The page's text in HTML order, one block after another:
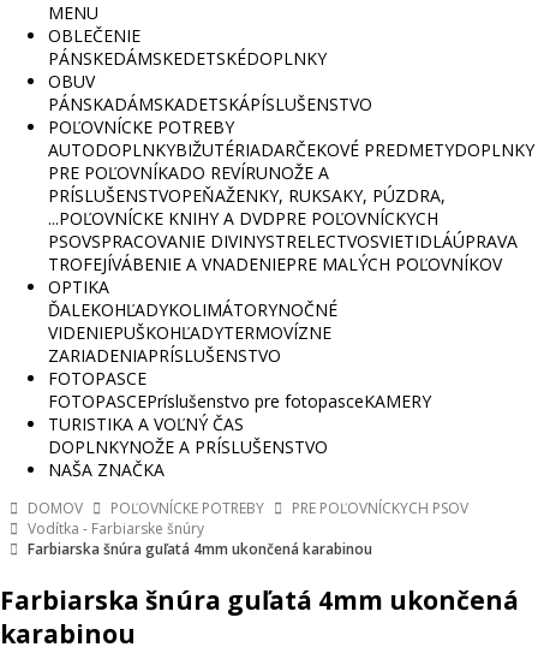
MENU
OBLEČENIE
PÁNSKEDÁMSKEDETSKÉDOPLNKY
OBUV
PÁNSKADÁMSKADETSKÁPÍSLUŠENSTVO
POĽOVNÍCKE POTREBY
AUTODOPLNKYBIŽUTÉRIADARČEKOVÉ PREDMETYDOPLNKY
PRE POĽOVNÍKADO REVÍRUNOŽE A
PRÍSLUŠENSTVOPEŇAŽENKY, RUKSAKY, PÚZDRA,
...POĽOVNÍCKE KNIHY A DVDPRE POĽOVNÍCKYCH
PSOVSPRACOVANIE DIVINYSTRELECTVOSVIETIDLÁÚPRAVA
TROFEJÍVÁBENIE A VNADENIEPRE MALÝCH POĽOVNÍKOV
OPTIKA
ĎALEKOHĽADYKOLIMÁTORYNOČNÉ
VIDENIEPUŠKOHĽADYTERMOVÍZNE
ZARIADENIAPRÍSLUŠENSTVO
FOTOPASCE
FOTOPASCEPríslušenstvo pre fotopasceKAMERY
TURISTIKA A VOĽNÝ ČAS
DOPLNKYNOŽE A PRÍSLUŠENSTVO
NAŠA ZNAČKA
DOMOV POĽOVNÍCKE POTREBY
PRE POĽOVNÍCKYCH PSOV
Vodítka - Farbiarske šnúry
Farbiarska šnúra guľatá 4mm ukončená karabinou
Farbiarska šnúra guľatá 4mm ukončená
karabinou